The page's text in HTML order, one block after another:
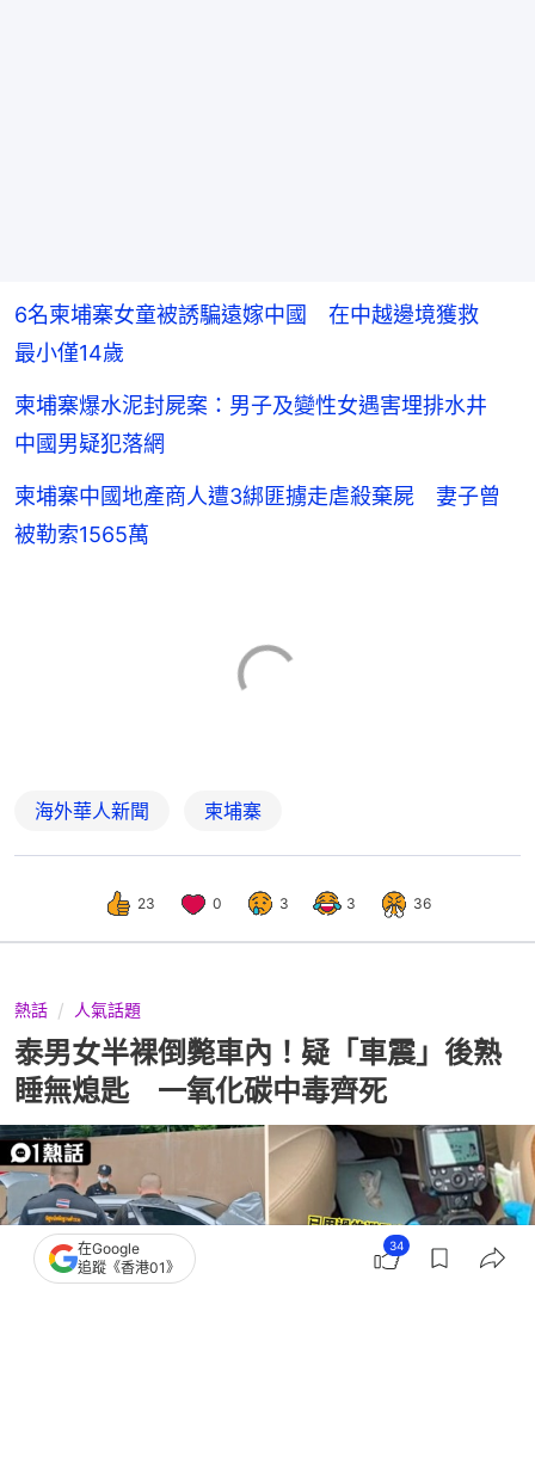
6名柬埔寨女童被誘騙遠嫁中國 在中越邊境獲救
最小僅14歲
柬埔寨爆水泥封屍案：男子及變性女遇害埋排水井
中國男疑犯落網
柬埔寨中國地產商人遭3綁匪擄走虐殺棄屍 妻子曾
被勒索1565萬
海外華人新聞 柬埔寨
23 0 3 3 36
熱話 人氣話題
泰男女半裸倒斃車內！疑「車震」後熟
睡無熄匙 一氧化碳中毒齊死
在Google
追蹤《香港01》
34